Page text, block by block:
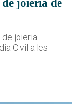
de joieria de
de joieria
Civil a les